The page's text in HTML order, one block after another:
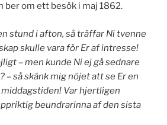
ber om ett besök i maj 1862.
stund i afton, så träffar Ni tvenne
skulle vara för Er af intresse!
– men kunde Ni ej gå sednare
– så skänk mig nöjet att se Er en
middagstiden! Var hjertligen
beundrarinna af den sista